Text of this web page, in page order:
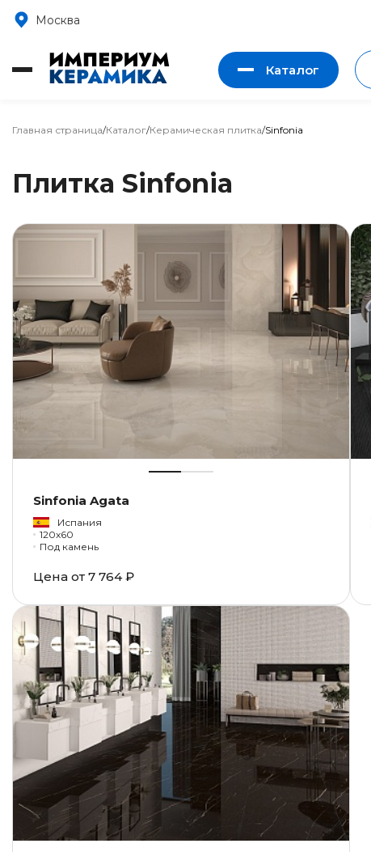
Москва
Каталог
Главная страница/Каталог/Керамическая плитка/Sinfonia
Плитка Sinfonia
Sinfonia Agata
Испания
120x60
Под камень
Цена от 7 764 ₽